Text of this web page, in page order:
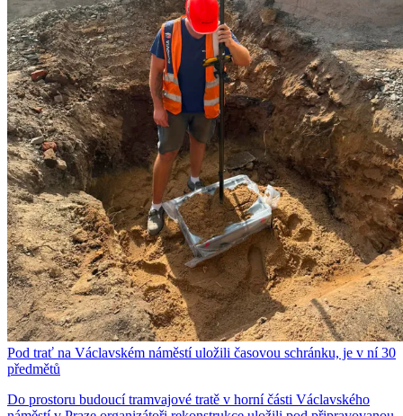
Pod trať na Václavském náměstí uložili časovou schránku, je v ní 30
předmětů
Do prostoru budoucí tramvajové tratě v horní části Václavského